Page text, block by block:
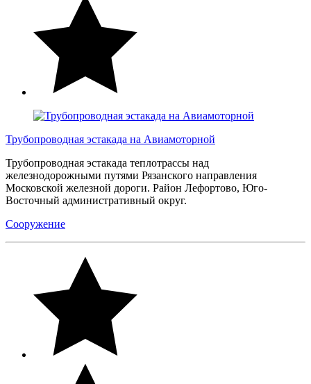
Трубопроводная эстакада на Авиамоторной
Трубопроводная эстакада теплотрассы над
железнодорожными путями Рязанского направления
Московской железной дороги. Район Лефортово, Юго-
Восточный административный округ.
Сооружение